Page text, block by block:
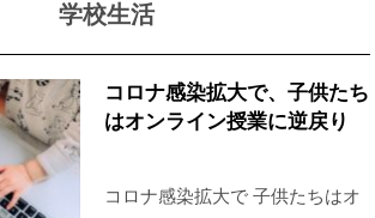
学校生活
コロナ感染拡大で、子供たち
はオンライン授業に逆戻り
コロナ感染拡大で 子供たちはオ